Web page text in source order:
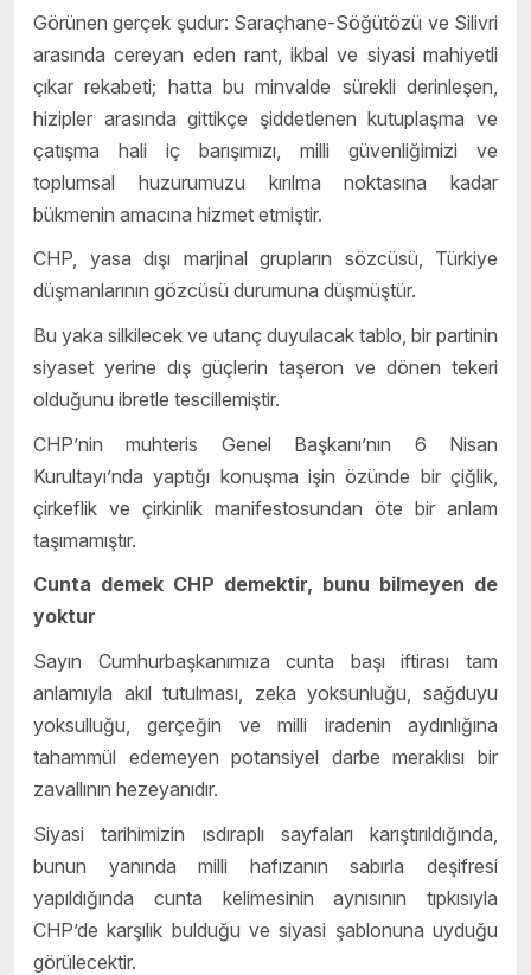
Görünen gerçek şudur: Saraçhane-Söğütözü ve Silivri
arasında cereyan eden rant, ikbal ve siyasi mahiyetli
çıkar rekabeti; hatta bu minvalde sürekli derinleşen,
hizipler arasında gittikçe şiddetlenen kutuplaşma ve
çatışma hali iç barışımızı, milli güvenliğimizi ve
toplumsal huzurumuzu kırılma noktasına kadar
bükmenin amacına hizmet etmiştir.
CHP, yasa dışı marjinal grupların sözcüsü, Türkiye
düşmanlarının gözcüsü durumuna düşmüştür.
Bu yaka silkilecek ve utanç duyulacak tablo, bir partinin
siyaset yerine dış güçlerin taşeron ve dönen tekeri
olduğunu ibretle tescillemiştir.
CHP’nin muhteris Genel Başkanı’nın 6 Nisan
Kurultayı’nda yaptığı konuşma işin özünde bir çiğlik,
çirkeflik ve çirkinlik manifestosundan öte bir anlam
taşımamıştır.
Cunta demek CHP demektir, bunu bilmeyen de
yoktur
Sayın Cumhurbaşkanımıza cunta başı iftirası tam
anlamıyla akıl tutulması, zeka yoksunluğu, sağduyu
yoksulluğu, gerçeğin ve milli iradenin aydınlığına
tahammül edemeyen potansiyel darbe meraklısı bir
zavallının hezeyanıdır.
Siyasi tarihimizin ısdıraplı sayfaları karıştırıldığında,
bunun yanında milli hafızanın sabırla deşifresi
yapıldığında cunta kelimesinin aynısının tıpkısıyla
CHP’de karşılık bulduğu ve siyasi şablonuna uyduğu
görülecektir.